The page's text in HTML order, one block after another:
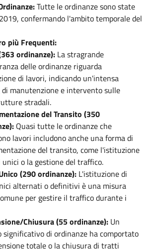
Tutte le ordinanze sono state
confermando l'ambito temporale del
più Frequenti:
ordinanze): La stragrande
delle ordinanze riguarda
di lavori, indicando un'intensa
manutenzione e intervento sulle
stradali.
del Transito (350
Quasi tutte le ordinanze che
lavori includono anche una forma di
del transito, come l'istituzione
unici o la gestione del traffico.
(290 ordinanze): L'istituzione di
alternati o definitivi è una misura
per gestire il traffico durante i
Chiusura (55 ordinanze): Un
significativo di ordinanze ha comportato
totale o la chiusura di tratti